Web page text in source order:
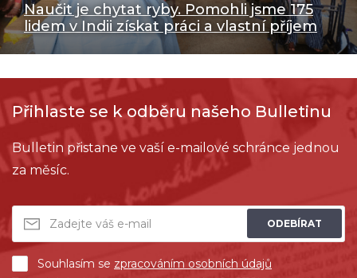
Naučit je chytat ryby. Pomohli jsme 175
lidem v Indii získat práci a vlastní příjem
Přihlaste se k odběru našeho Bulletinu
Bulletin přistane ve vaší e-mailové schránce jednou
za měsíc.
ODEBÍRAT
Souhlasím se zpracováním osobních údajů